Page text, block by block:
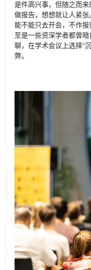
是件高兴事，但随之而
做报告，想想就让人紧
能不能只去开会，不作
至是一些资深学者都曾
聊，在学术会议上选择“
弊。